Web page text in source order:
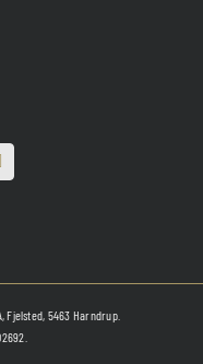
Fjelsted, 5463 Harndrup.